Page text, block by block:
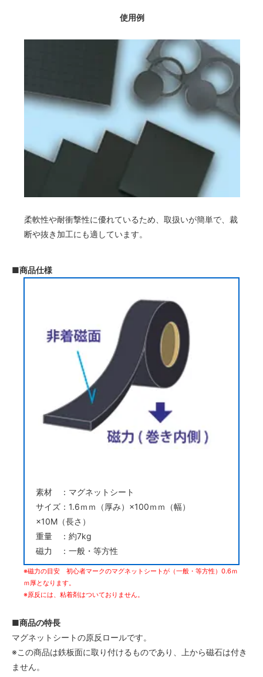
使用例
柔軟性や耐衝撃性に優れているため、取扱いが簡単で、裁
断や抜き加工にも適しています。
■商品仕様
素材 ：マグネットシート
サイズ：1.6ｍｍ（厚み）×100ｍｍ（幅）
×10M（長さ）
重量 ：約7kg
磁力 ：一般・等方性
※磁力の目安 初心者マークのマグネットシートが（一般・等方性）0.6ｍ
ｍ厚となります。
※原反には、粘着剤はついておりません。
■商品の特長
マグネットシートの原反ロールです。
※この商品は鉄板面に取り付けるものであり、上から磁石は付き
ません。